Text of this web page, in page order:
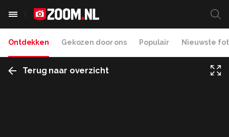
Ontdekken Gekozen door ons Populair Nieuwste
Terug naar overzicht